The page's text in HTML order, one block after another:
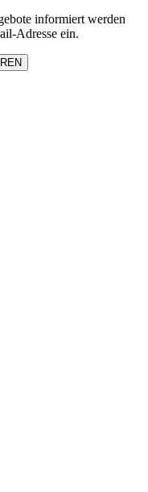
informiert werden
Adresse ein.